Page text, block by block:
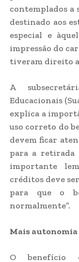
contemplados a
destinado aos
especial e
impressão do
tiveram direito a
A
Educacionais
explica a
uso correto do
devem ficar
para a retirada
importante
créditos deve
para que o
normalmente”.
Mais
O benefício